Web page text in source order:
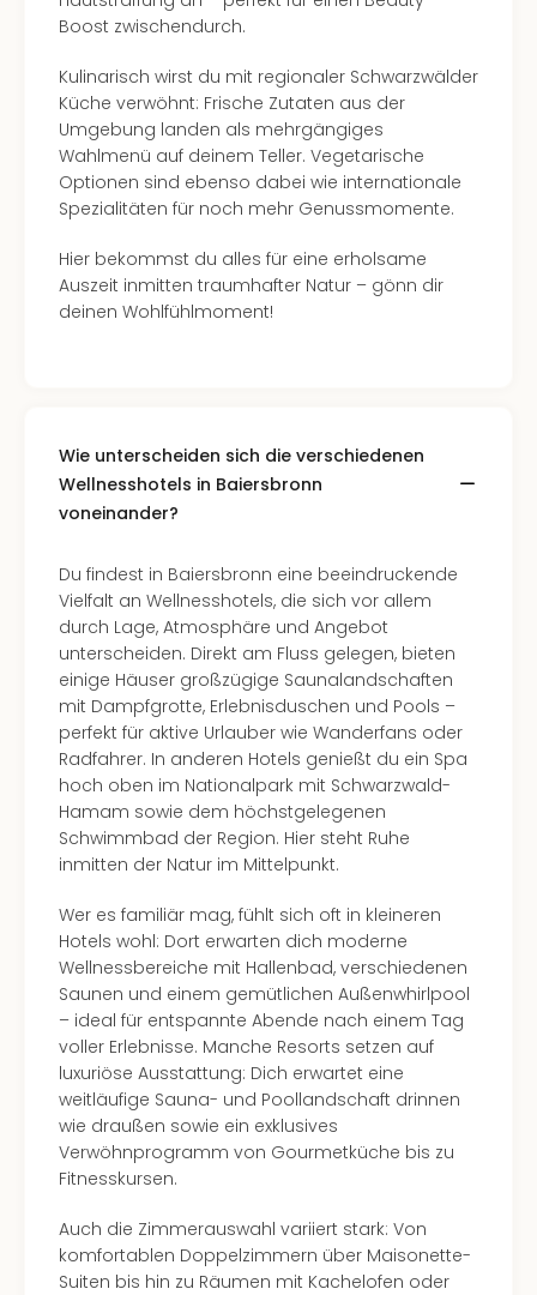
Boost zwischendurch.
Kulinarisch wirst du mit regionaler Schwarzwälder
Küche verwöhnt: Frische Zutaten aus der
Umgebung landen als mehrgängiges
Wahlmenü auf deinem Teller. Vegetarische
Optionen sind ebenso dabei wie internationale
Spezialitäten für noch mehr Genussmomente.
Hier bekommst du alles für eine erholsame
Auszeit inmitten traumhafter Natur – gönn dir
deinen Wohlfühlmoment!
Wie unterscheiden sich die verschiedenen
Wellnesshotels in Baiersbronn
voneinander?
Du findest in Baiersbronn eine beeindruckende
Vielfalt an Wellnesshotels, die sich vor allem
durch Lage, Atmosphäre und Angebot
unterscheiden. Direkt am Fluss gelegen, bieten
einige Häuser großzügige Saunalandschaften
mit Dampfgrotte, Erlebnisduschen und Pools –
perfekt für aktive Urlauber wie Wanderfans oder
Radfahrer. In anderen Hotels genießt du ein Spa
hoch oben im Nationalpark mit Schwarzwald-
Hamam sowie dem höchstgelegenen
Schwimmbad der Region. Hier steht Ruhe
inmitten der Natur im Mittelpunkt.
Wer es familiär mag, fühlt sich oft in kleineren
Hotels wohl: Dort erwarten dich moderne
Wellnessbereiche mit Hallenbad, verschiedenen
Saunen und einem gemütlichen Außenwhirlpool
– ideal für entspannte Abende nach einem Tag
voller Erlebnisse. Manche Resorts setzen auf
luxuriöse Ausstattung: Dich erwartet eine
weitläufige Sauna- und Poollandschaft drinnen
wie draußen sowie ein exklusives
Verwöhnprogramm von Gourmetküche bis zu
Fitnesskursen.
Auch die Zimmerauswahl variiert stark: Von
komfortablen Doppelzimmern über Maisonette-
Suiten bis hin zu Räumen mit Kachelofen oder